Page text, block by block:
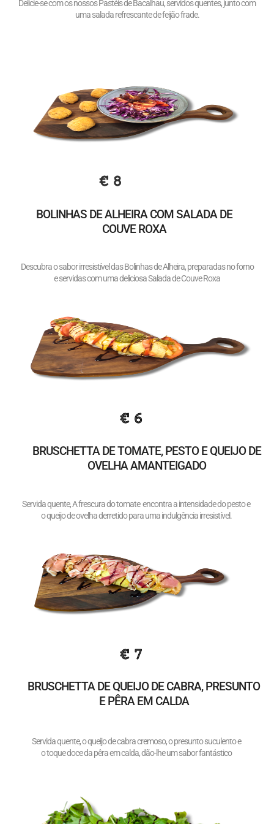
Delicie-se com os nossos Pastéis de Bacalhau, servidos quentes, junto com
uma salada refrescante de feijão frade.
€ 8
BOLINHAS DE ALHEIRA COM SALADA DE
COUVE ROXA
Descubra o sabor irresistível das Bolinhas de Alheira, preparadas no forno
e servidas com uma deliciosa Salada de Couve Roxa
€ 6
BRUSCHETTA DE TOMATE, PESTO E QUEIJO DE
OVELHA AMANTEIGADO
Servida quente, A frescura do tomate encontra a intensidade do pesto e
o queijo de ovelha derretido para uma indulgência irresistível.
€ 7
BRUSCHETTA DE QUEIJO DE CABRA, PRESUNTO
E PÊRA EM CALDA
Servida quente, o queijo de cabra cremoso, o presunto suculento e
o toque doce da pêra em calda, dão-lhe um sabor fantástico